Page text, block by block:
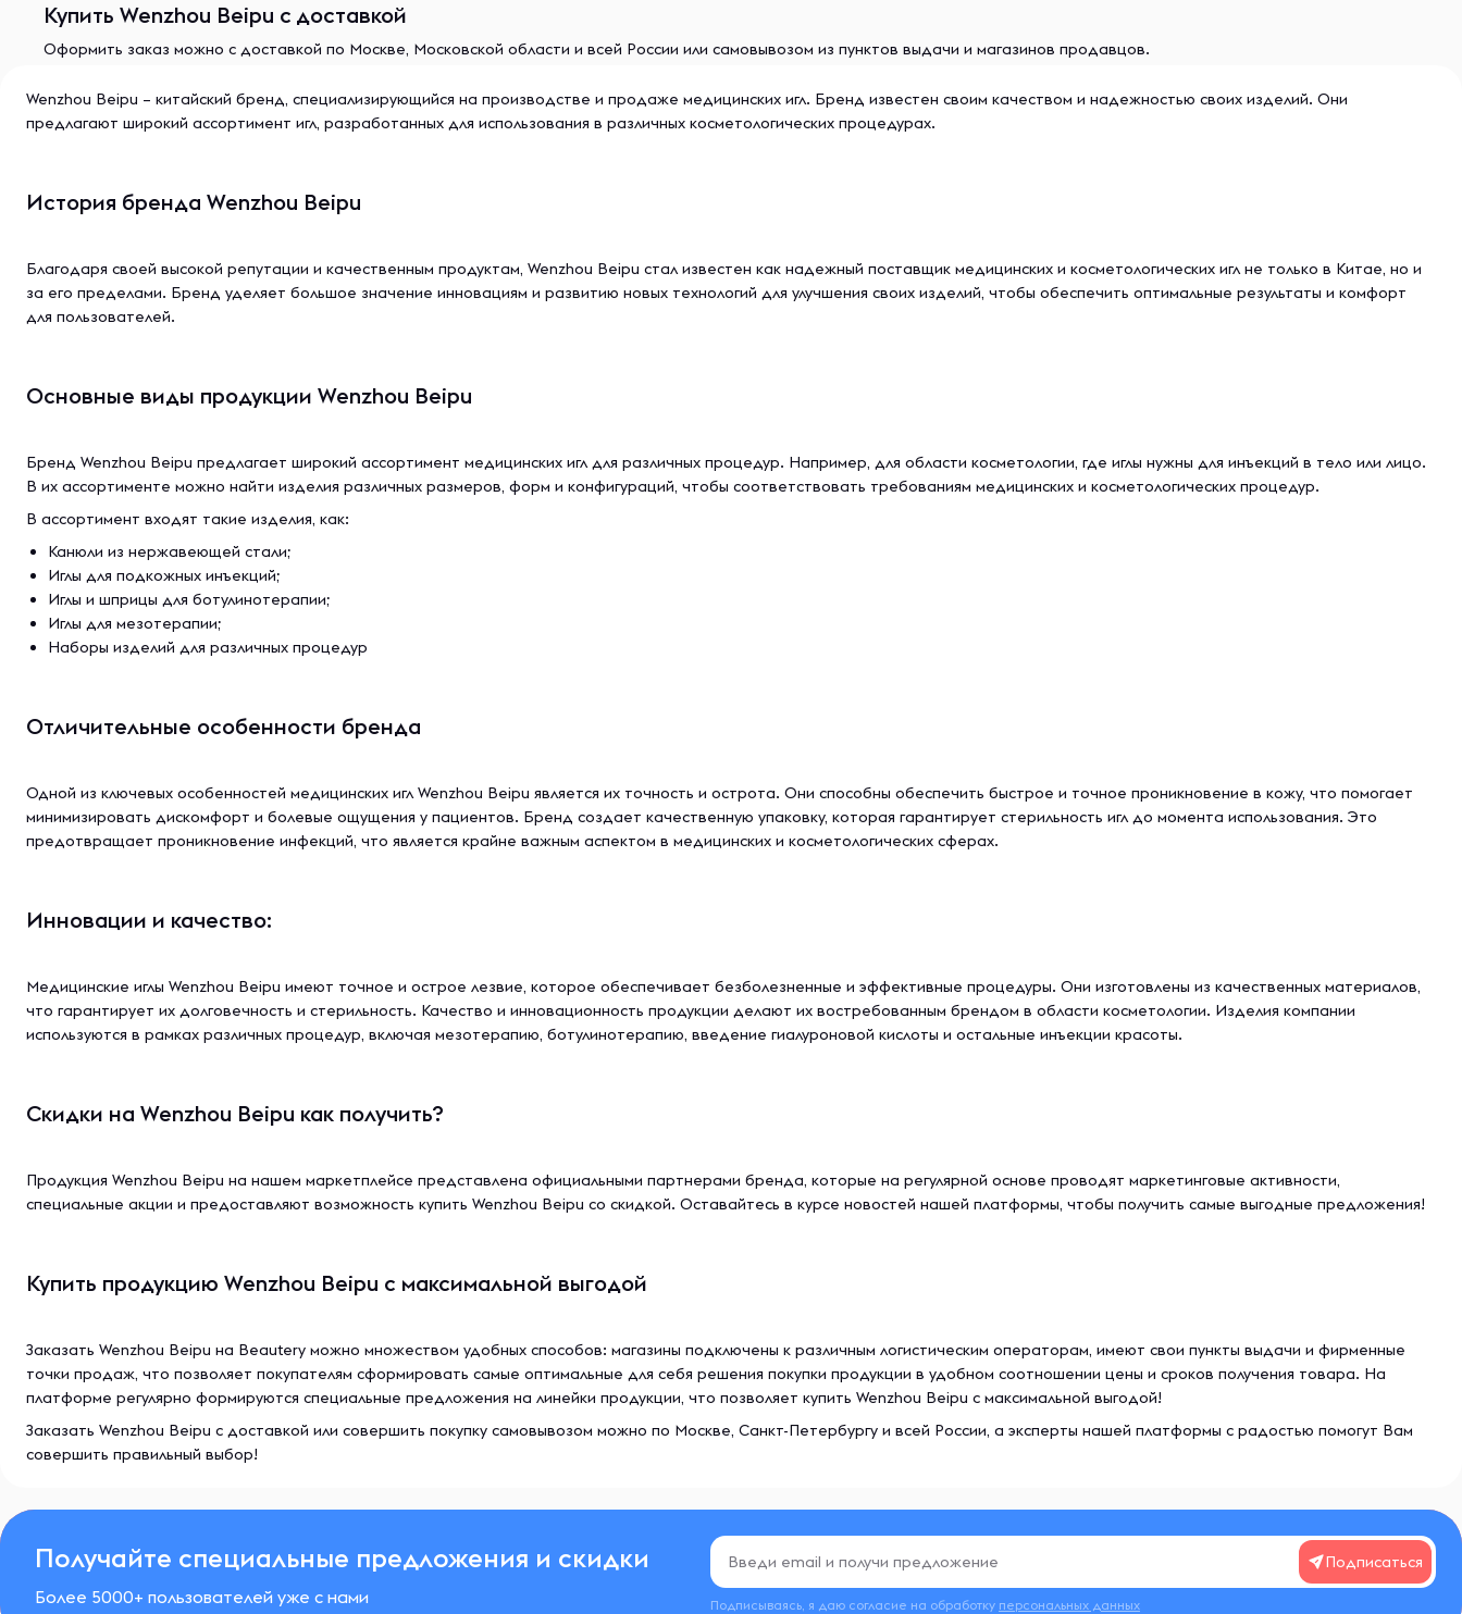
Купить Wenzhou Beipu с доставкой
Оформить заказ можно с доставкой по Москве, Московской области и всей России или самовывозом из пунктов выдачи и магазинов продавцов.
Wenzhou Beipu – китайский бренд, специализирующийся на производстве и продаже медицинских игл. Бренд известен своим качеством и надежностью своих изделий. Они
предлагают широкий ассортимент игл, разработанных для использования в различных косметологических процедурах.
История бренда Wenzhou Beipu
Благодаря своей высокой репутации и качественным продуктам, Wenzhou Beipu стал известен как надежный поставщик медицинских и косметологических игл не только в Китае, но и
за его пределами. Бренд уделяет большое значение инновациям и развитию новых технологий для улучшения своих изделий, чтобы обеспечить оптимальные результаты и комфорт
для пользователей.
Основные виды продукции Wenzhou Beipu
Бренд Wenzhou Beipu предлагает широкий ассортимент медицинских игл для различных процедур. Например, для области косметологии, где иглы нужны для инъекций в тело или лицо.
В их ассортименте можно найти изделия различных размеров, форм и конфигураций, чтобы соответствовать требованиям медицинских и косметологических процедур.
В ассортимент входят такие изделия, как:
Канюли из нержавеющей стали;
Иглы для подкожных инъекций;
Иглы и шприцы для ботулинотерапии;
Иглы для мезотерапии;
Наборы изделий для различных процедур
Отличительные особенности бренда
Одной из ключевых особенностей медицинских игл Wenzhou Beipu является их точность и острота. Они способны обеспечить быстрое и точное проникновение в кожу, что помогает
минимизировать дискомфорт и болевые ощущения у пациентов. Бренд создает качественную упаковку, которая гарантирует стерильность игл до момента использования. Это
предотвращает проникновение инфекций, что является крайне важным аспектом в медицинских и косметологических сферах.
Инновации и качество:
Медицинские иглы Wenzhou Beipu имеют точное и острое лезвие, которое обеспечивает безболезненные и эффективные процедуры. Они изготовлены из качественных материалов,
что гарантирует их долговечность и стерильность. Качество и инновационность продукции делают их востребованным брендом в области косметологии. Изделия компании
используются в рамках различных процедур, включая мезотерапию, ботулинотерапию, введение гиалуроновой кислоты и остальные инъекции красоты.
Скидки на Wenzhou Beipu как получить?
Продукция Wenzhou Beipu на нашем маркетплейсе представлена официальными партнерами бренда, которые на регулярной основе проводят маркетинговые активности,
специальные акции и предоставляют возможность купить Wenzhou Beipu со скидкой. Оставайтесь в курсе новостей нашей платформы, чтобы получить самые выгодные предложения!
Купить продукцию Wenzhou Beipu с максимальной выгодой
Заказать Wenzhou Beipu на Beautery можно множеством удобных способов: магазины подключены к различным логистическим операторам, имеют свои пункты выдачи и фирменные
точки продаж, что позволяет покупателям сформировать самые оптимальные для себя решения покупки продукции в удобном соотношении цены и сроков получения товара. На
платформе регулярно формируются специальные предложения на линейки продукции, что позволяет купить Wenzhou Beipu с максимальной выгодой!
Заказать Wenzhou Beipu с доставкой или совершить покупку самовывозом можно по Москве, Санкт-Петербургу и всей России, а эксперты нашей платформы с радостью помогут Вам
совершить правильный выбор!
Получайте специальные предложения и скидки
Более 5000+ пользователей уже с нами
Подписаться
Подписываясь, я даю согласие на обработку персональных данных